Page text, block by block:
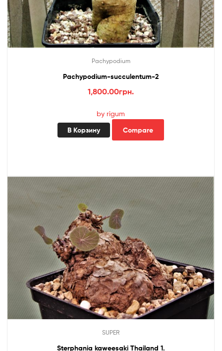
Pachypodium
Pachypodium-succulentum-2
1,800.00грн.
by rigum
В Корзину Compare
SUPER
Sterphania kaweesaki Thailand 1.